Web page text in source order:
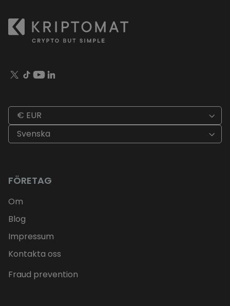
€ EUR
Svenska
FÖRETAG
Om
Blog
Impressum
Kontakta oss
Fraud prevention